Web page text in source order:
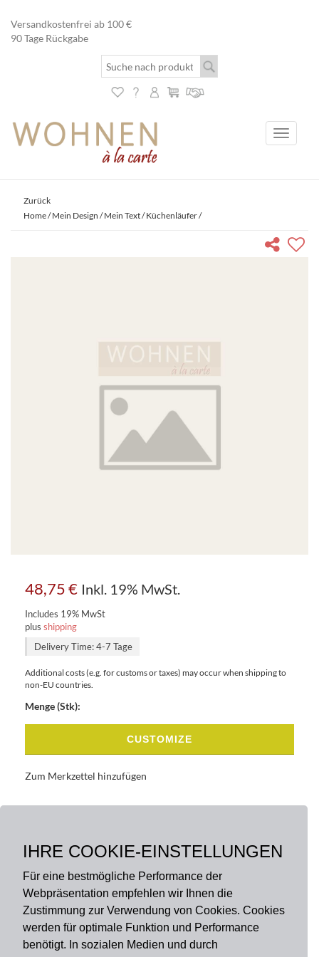
IHRE COOKIE-EINSTELLUNGEN
Für eine bestmögliche Performance der
Webpräsentation empfehlen wir Ihnen die
Zustimmung zur Verwendung von Cookies. Cookies
werden für optimale Funktion und Performance
benötigt. In sozialen Medien und durch
Versandkostenfrei ab 100 €
90 Tage Rückgabe
Toggle
Zurück
Home/Mein Design / Mein Text/Küchenläufer/
48,75€ Inkl. 19% MwSt.
Includes 19% MwSt
plus shipping
Delivery Time: 4-7 Tage
Additional costs (e.g. for customs or taxes) may occur when shipping to
non-EU countries.
Menge (Stk):
CUSTOMIZE
Zum Merkzettel hinzufügen
BESCHREIBUNG